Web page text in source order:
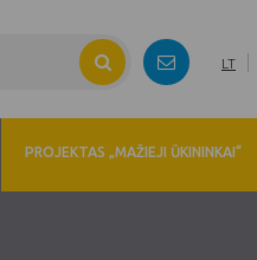
LT
PROJEKTAS „MAŽIEJI ŪKININKAI“